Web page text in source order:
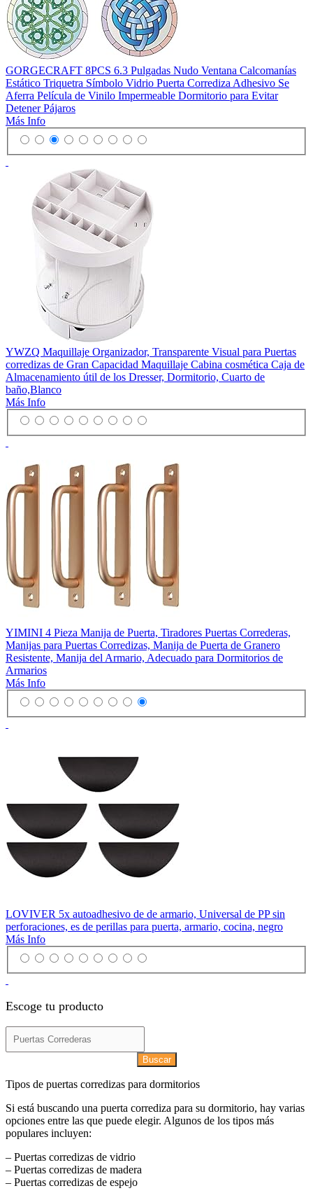
GORGECRAFT 8PCS 6.3 Pulgadas Nudo Ventana Calcomanías
Estático Triquetra Símbolo Vidrio Puerta Corrediza Adhesivo Se
Aferra Película de Vinilo Impermeable Dormitorio para Evitar
Detener Pájaros
Más Info
YWZQ Maquillaje Organizador, Transparente Visual para Puertas
corredizas de Gran Capacidad Maquillaje Cabina cosmética Caja de
Almacenamiento útil de los Dresser, Dormitorio, Cuarto de
baño,Blanco
Más Info
YIMINI 4 Pieza Manija de Puerta, Tiradores Puertas Correderas,
Manijas para Puertas Corredizas, Manija de Puerta de Granero
Resistente, Manija del Armario, Adecuado para Dormitorios de
Armarios
Más Info
LOVIVER 5x autoadhesivo de de armario, Universal de PP sin
perforaciones, es de perillas para puerta, armario, cocina, negro
Más Info
Escoge tu producto
Buscar
Tipos de puertas corredizas para dormitorios
Si está buscando una puerta corrediza para su dormitorio, hay varias
opciones entre las que puede elegir. Algunos de los tipos más
populares incluyen:
– Puertas corredizas de vidrio
– Puertas corredizas de madera
– Puertas corredizas de espejo